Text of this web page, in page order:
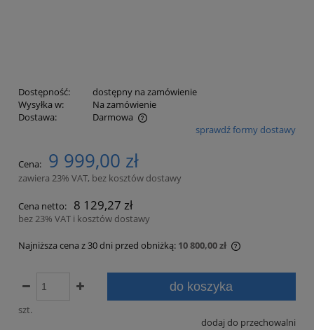
Dostępność:
dostępny na zamówienie
Wysyłka w:
Na zamówienie
Dostawa:
Darmowa
Cena nie zawiera ewentualnych kosztów płatnościsprawdź formy dostawy
Cena: 9 999,00 zł
zawiera 23% VAT, bez kosztów dostawy
Cena netto: 8 129,27 zł
bez 23% VAT i kosztów dostawy
Najniższa cena z 30 dni przed obniżką: 10 800,00 zł
30 dni,
sprzedaży.
szt.
do koszyka
dodaj do przechowalni